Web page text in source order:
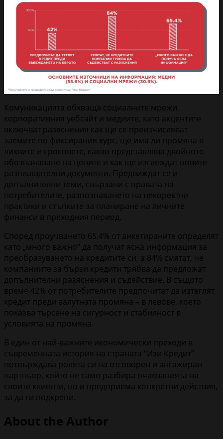
Комуникацията обхваща социалните мрежи,
корпоративния уебсайт и медиите, като акцентите
включват разяснения как ще се преизчисляват
заемите по фиксирания курс, ще има ли промяна в
лихвите и сроковете, какво представлява двойното
обозначаване на цените и как ще изглеждат новите
разплащателни документи. Предвиждат се и
допълнителни теми, свързани с правата на
потребителите, разпознаването на некоректни
практики и стъпките за планиране на личните
финанси в преходния период.
Според проучването 65.4% от анкетираните определят
като „много важно“ да получат ясна информация за
преобразуването на кредитите си, а 84% смятат, че
компаниите за бързи кредити трябва да предложат
допълнителни разяснения и съдействие. В същото
време 42% от потребителите предпочитат да изтеглят
кредит преди валутната промяна – в левове, което
показва търсене на сигурност и стабилност в
условията на промяна.
В един от най-важните икономически преходи в
съвременната история на страната “Изи Кредит”
потвърждава ролята си на отговорен и ангажиран
партньор, който не само разбира очакванията на
своите клиенти, но и предприема конкретни действия,
за да ги подкрепи.
About the Author